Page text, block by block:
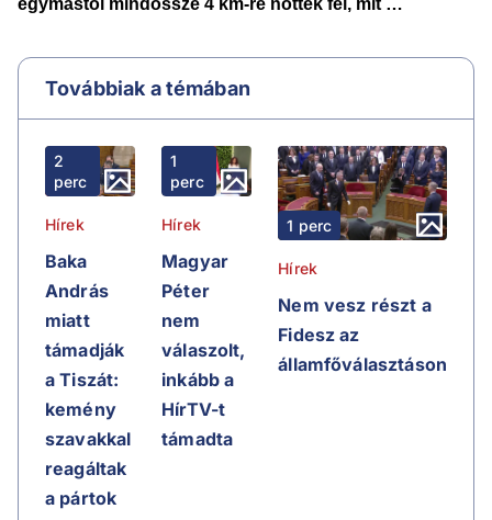
Továbbiak a témában
2
perc
Hírek
Baka
András
miatt
támadják
a Tiszát:
kemény
szavakkal
reagáltak
a pártok
1
perc
Hírek
Magyar
Péter
nem
válaszolt,
inkább a
HírTV-t
támadta
1 perc
Hírek
Nem vesz részt a
Fidesz az
államfőválasztáson